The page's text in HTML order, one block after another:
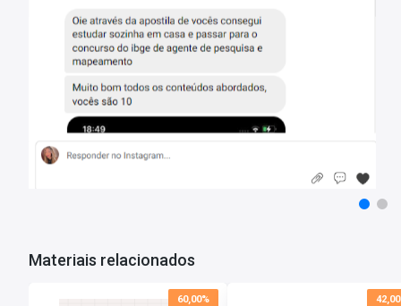
• Integridade Institucional no Poder Judiciário, Abordando
Observância ao Código de Ética e Conduta do Poder Judiciário de
• Aplicação Prática no Âmbito do Poder Judiciário de Santa
• Resolução TJ nº 3/2021 do Tribunal de Justiça de Santa Catarina;
• Políticas Judiciárias de Inclusão e Cidadania, Contemplando a
Acesso à Justiça;
Videoaulas:465
*O prazo de acesso começa a contar a partir da data de confirmação de
Materiais relacionados
60,00%